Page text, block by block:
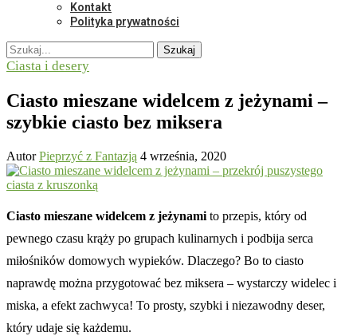
Kontakt
Polityka prywatności
Szukaj
Ciasta i desery
Ciasto mieszane widelcem z jeżynami –
szybkie ciasto bez miksera
AutorPieprzyć z Fantazją 4 września, 2020
Ciasto mieszane widelcem z jeżynami to przepis, który od
pewnego czasu krąży po grupach kulinarnych i podbija serca
miłośników domowych wypieków. Dlaczego? Bo to ciasto
naprawdę można przygotować bez miksera – wystarczy widelec i
miska, a efekt zachwyca! To prosty, szybki i niezawodny deser,
który udaje się każdemu.